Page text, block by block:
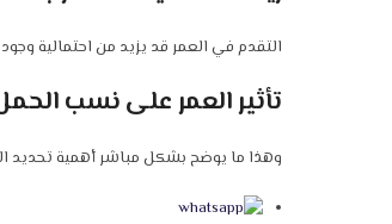
التقدم في العمر قد يزيد من احتمالية
تأثير العمر على نسب
وهذا ما يوضح بشكل مباشر أهمية تحديد